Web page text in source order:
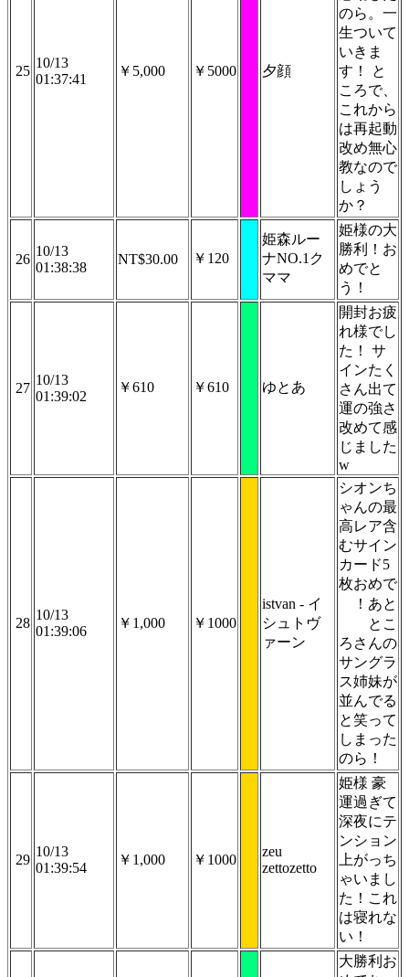
25
10/13
01:37:41
￥5,000 ￥5000 夕顔
のら。一
生ついて
いきま
す！ と
ころで、
これから
は再起動
改め無心
教なので
しょう
か？
26
10/13
01:38:38
NT$30.00 ￥120
姫森ルー
ナNO.1ク
ママ
姫様の大
勝利！お
めでと
う！
27
10/13
01:39:02
￥610 ￥610 ゆとあ
開封お疲
れ様でし
た！ サ
インたく
さん出て
運の強さ
改めて感
じました
w
28
10/13
01:39:06
￥1,000 ￥1000
istvan - イ
シュトヴ
ァーン
シオンち
ゃんの最
高レア含
むサイン
カード5
枚おめで
！あと
とこ
ろさんの
サングラ
ス姉妹が
並んでる
と笑って
しまった
のら！
29
10/13
01:39:54
￥1,000 ￥1000
zeu
zettozetto
姫様 豪
運過ぎて
深夜にテ
ンション
上がっち
ゃいまし
た！これ
は寝れな
い！
大勝利お